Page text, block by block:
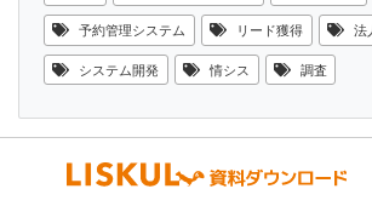
予約管理システム リード獲得 法
システム開発 情シス 調査